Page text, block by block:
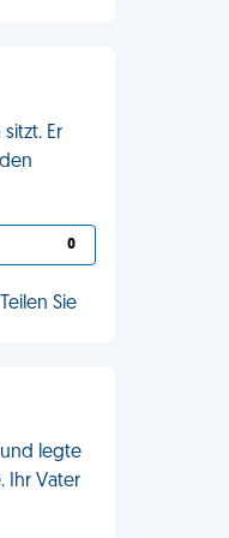
Er
0
Teilen Sie
legte
Ihr Vater